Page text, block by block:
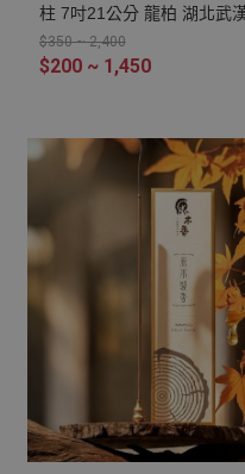
柱 7吋21公分 龍柏 湖北武
無助燃劑 不燙手 SGS檢驗
原木磨粉 天然香 環保香 室
擋煞 消災 保平安 吉祥
$350 ~ 2,400
$200 ~ 1,450